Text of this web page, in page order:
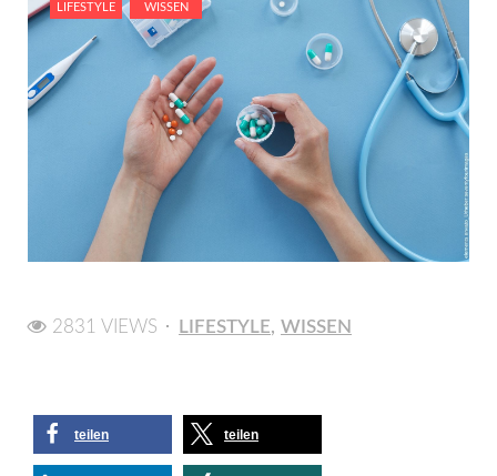
LIFESTYLE WISSEN
2831 VIEWS LIFESTYLE WISSEN
teilen teilen